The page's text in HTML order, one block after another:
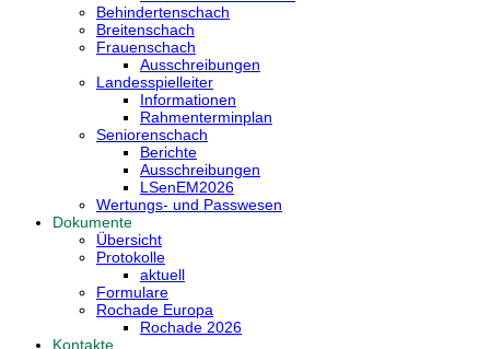
Behindertenschach
Breitenschach
Frauenschach
Ausschreibungen
Landesspielleiter
Informationen
Rahmenterminplan
Seniorenschach
Berichte
Ausschreibungen
LSenEM2026
Wertungs- und Passwesen
Dokumente
Übersicht
Protokolle
aktuell
Formulare
Rochade Europa
Rochade 2026
Kontakte